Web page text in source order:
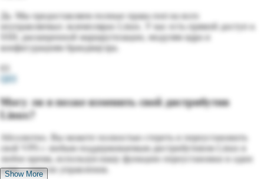
Да. Мы предоставляем полные права root на всех
неуправляемых экземплярах Linux. У вас есть прямой доступ к
SSH, расширенной маршрутизации, модулям ядра и
конфигурациям брандмауэра.
Q03
Могу ли я позже изменить свой дистрибутив
Linux?
Абсолютно. Вы можете полностью стереть и переустановить
свой VPS с любым поддерживаемым дистрибутивом Linux в
любое время, используя нашу функцию переустановки в один
клик с панели управления.
Show More